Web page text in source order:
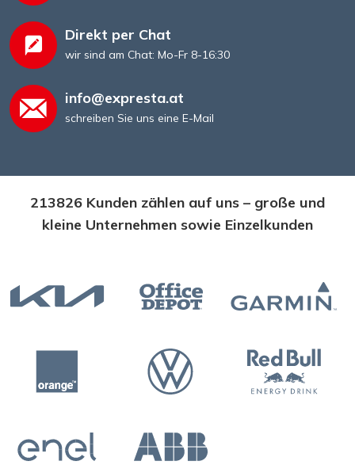
Direkt per Chat
wir sind am Chat: Mo-Fr 8-16:30
info@expresta.at
schreiben Sie uns eine E-Mail
213826 Kunden zählen auf uns – große und
kleine Unternehmen sowie Einzelkunden